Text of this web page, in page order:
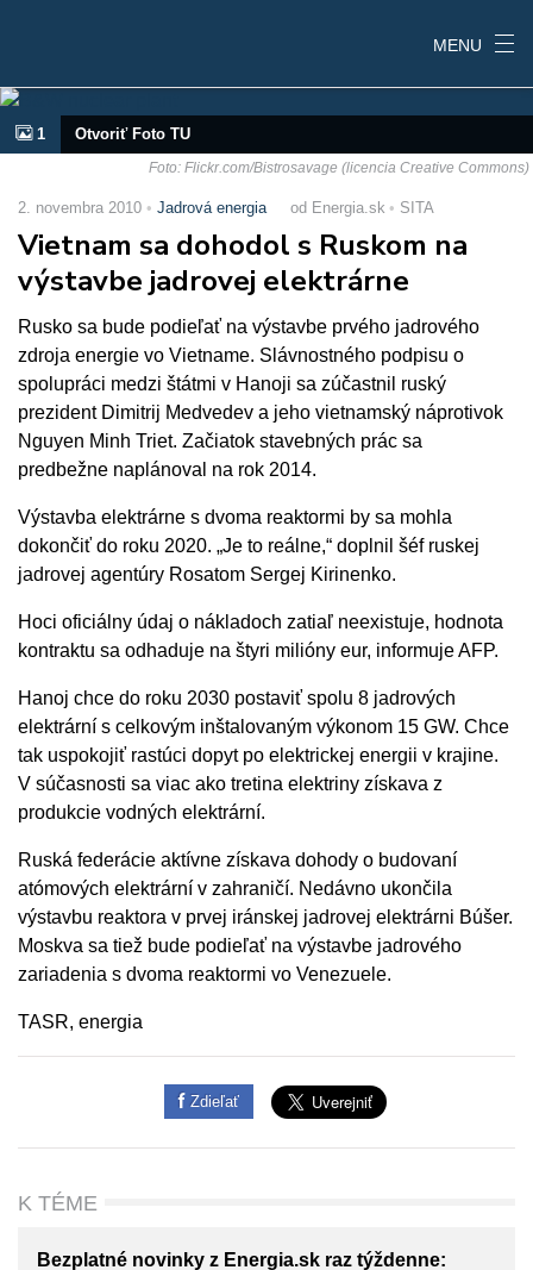
MENU
1 Otvoriť Foto TU
Foto: Flickr.com/Bistrosavage (licencia Creative Commons)
2. novembra 2010 Jadrová energia od Energia.sk SITA
Vietnam sa dohodol s Ruskom na
výstavbe jadrovej elektrárne
Rusko sa bude podieľať na výstavbe prvého jadrového
zdroja energie vo Vietname. Slávnostného podpisu o
spolupráci medzi štátmi v Hanoji sa zúčastnil ruský
prezident Dimitrij Medvedev a jeho vietnamský náprotivok
Nguyen Minh Triet. Začiatok stavebných prác sa
predbežne naplánoval na rok 2014.
Výstavba elektrárne s dvoma reaktormi by sa mohla
dokončiť do roku 2020. „Je to reálne,“ doplnil šéf ruskej
jadrovej agentúry Rosatom Sergej Kirinenko.
Hoci oficiálny údaj o nákladoch zatiaľ neexistuje, hodnota
kontraktu sa odhaduje na štyri milióny eur, informuje AFP.
Hanoj chce do roku 2030 postaviť spolu 8 jadrových
elektrární s celkovým inštalovaným výkonom 15 GW. Chce
tak uspokojiť rastúci dopyt po elektrickej energii v krajine.
V súčasnosti sa viac ako tretina elektriny získava z
produkcie vodných elektrární.
Ruská federácie aktívne získava dohody o budovaní
atómových elektrární v zahraničí. Nedávno ukončila
výstavbu reaktora v prvej iránskej jadrovej elektrárni Búšer.
Moskva sa tiež bude podieľať na výstavbe jadrového
zariadenia s dvoma reaktormi vo Venezuele.
TASR, energia
Zdieľať
K TÉME
Bezplatné novinky z Energia.sk raz týždenne: